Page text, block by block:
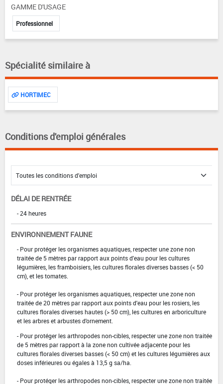
GAMME D'USAGE
Professionnel
Spécialité similaire à
HORTIMEC
Conditions d'emploi générales
DÉLAI DE RENTRÉE
- 24 heures
ENVIRONNEMENT FAUNE
- Pour protéger les organismes aquatiques, respecter une zone non
traitée de 5 mètres par rapport aux points d'eau pour les cultures
légumières, les framboisiers, les cultures florales diverses basses (< 50
cm), et les tomates.
- Pour protéger les organismes aquatiques, respecter une zone non
traitée de 20 mètres par rapport aux points d'eau pour les rosiers, les
cultures florales diverses hautes (> 50 cm), les cultures en arboriculture
et les arbres et arbustes d'ornement.
- Pour protéger les arthropodes non-cibles, respecter une zone non traitée
de 5 mètres par rapport à la zone non cultivée adjacente pour les
cultures florales diverses basses (< 50 cm) et les cultures légumières aux
doses inférieures ou égales à 13,5 g sa/ha.
- Pour protéger les arthropodes non-cibles, respecter une zone non traitée